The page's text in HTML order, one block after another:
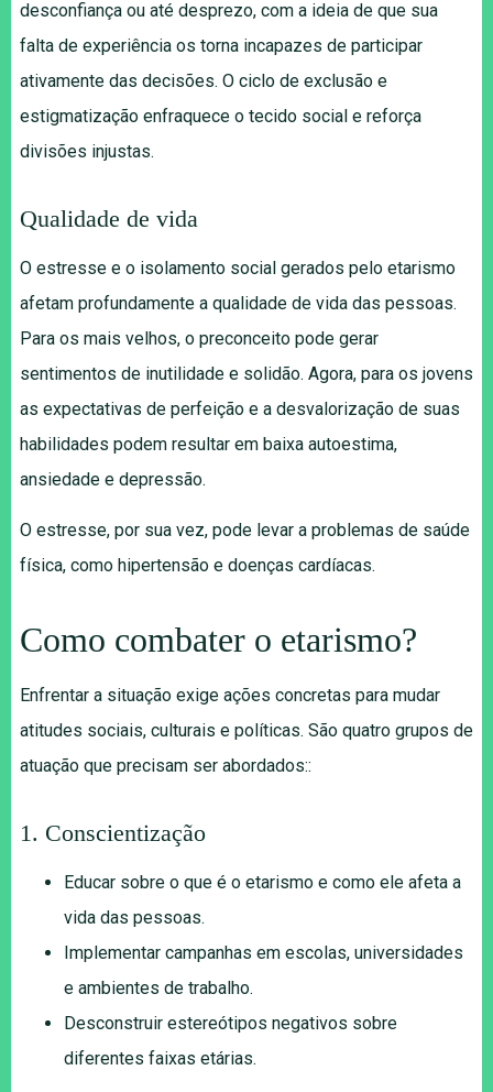
desconfiança ou até desprezo, com a ideia de que sua
falta de experiência os torna incapazes de participar
ativamente das decisões. O ciclo de exclusão e
estigmatização enfraquece o tecido social e reforça
divisões injustas.
Qualidade de vida
O estresse e o isolamento social gerados pelo etarismo
afetam profundamente a qualidade de vida das pessoas.
Para os mais velhos, o preconceito pode gerar
sentimentos de inutilidade e solidão. Agora, para os jovens
as expectativas de perfeição e a desvalorização de suas
habilidades podem resultar em baixa autoestima,
ansiedade e depressão.
O estresse, por sua vez, pode levar a problemas de saúde
física, como hipertensão e doenças cardíacas.
Como combater o etarismo?
Enfrentar a situação exige ações concretas para mudar
atitudes sociais, culturais e políticas. São quatro grupos de
atuação que precisam ser abordados::
1. Conscientização
Educar sobre o que é o etarismo e como ele afeta a
vida das pessoas.
Implementar campanhas em escolas, universidades
e ambientes de trabalho.
Desconstruir estereótipos negativos sobre
diferentes faixas etárias.